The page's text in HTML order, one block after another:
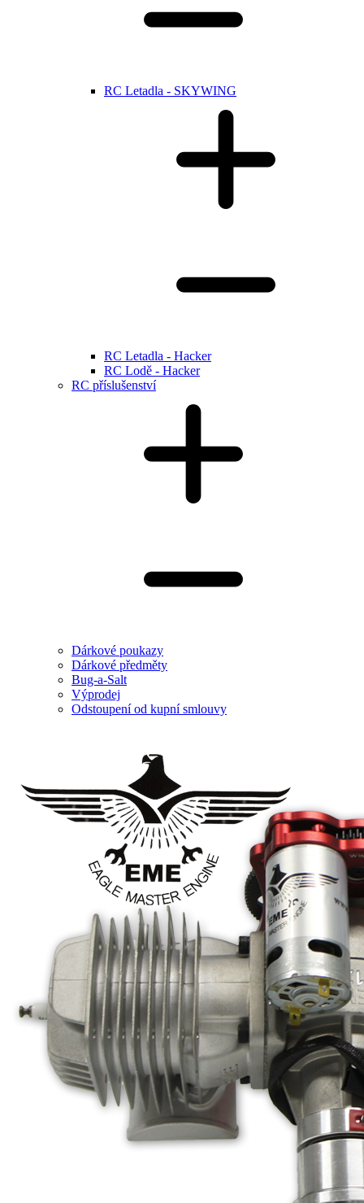
RC Letadla - SKYWING
RC Letadla - Hacker
RC Lodě - Hacker
RC příslušenství
Dárkové poukazy
Dárkové předměty
Bug-a-Salt
Výprodej
Odstoupení od kupní smlouvy